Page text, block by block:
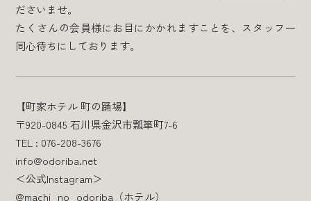
ださいませ。
たくさんの会員様にお目にかかれますことを、スタッフ一
同心待ちにしております。
【町家ホテル 町の踊場】
〒920-0845 石川県金沢市瓢箪町7-6
TEL : 076-208-3676
info@odoriba.net
＜公式Instagram＞
@machi_no_odoriba （ホテル）